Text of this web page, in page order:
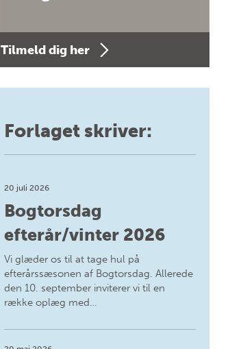
Tilmeld dig her
Forlaget skriver:
20 juli 2026
Bogtorsdag
efterår/vinter 2026
Vi glæder os til at tage hul på
efterårssæsonen af Bogtorsdag. Allerede
den 10. september inviterer vi til en
række oplæg med…